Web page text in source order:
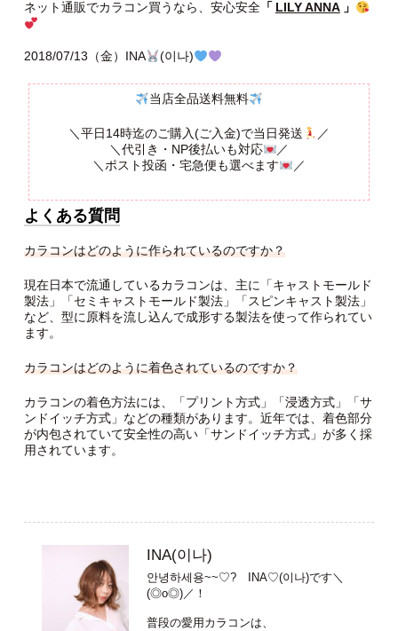
ネット通販でカラコン買うなら、安心安全「 LILY ANNA 」
2018/07/13（金）INA (이나)
当店全品送料無料
＼平日14時迄のご購入(ご入金)で当日発送‍
／
＼代引き・NP後払いも対応
／
＼ポスト投函・宅急便も選べます
／
よくある質問
カラコンはどのように作られているのですか？
現在日本で流通しているカラコンは、主に「キャストモールド
製法」「セミキャストモールド製法」「スピンキャスト製法」
など、型に原料を流し込んで成形する製法を使って作られてい
ます。
カラコンはどのように着色されているのですか？
カラコンの着色方法には、「プリント方式」「浸透方式」「サ
ンドイッチ方式」などの種類があります。近年では、着色部分
が内包されていて安全性の高い「サンドイッチ方式」が多く採
用されています。
INA(이나)
안녕하세용~~♡? INA♡(이나)です＼
(◎o◎)／！
普段の愛用カラコンは、